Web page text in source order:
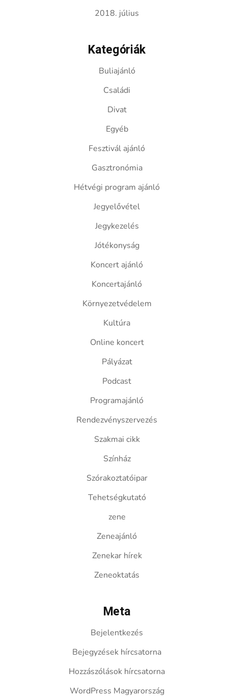
2018. július
Kategóriák
Buliajánló
Családi
Divat
Egyéb
Fesztivál ajánló
Gasztronómia
Hétvégi program ajánló
Jegyelővétel
Jegykezelés
Jótékonyság
Koncert ajánló
Koncertajánló
Környezetvédelem
Kultúra
Online koncert
Pályázat
Podcast
Programajánló
Rendezvényszervezés
Szakmai cikk
Színház
Szórakoztatóipar
Tehetségkutató
zene
Zeneajánló
Zenekar hírek
Zeneoktatás
Meta
Bejelentkezés
Bejegyzések hírcsatorna
Hozzászólások hírcsatorna
WordPress Magyarország